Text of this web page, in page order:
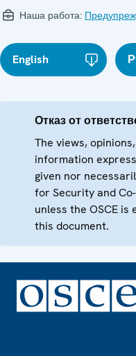
Наша работа:
English
Отказ от
The views,
information
given nor
for Security and
unless the OSCE
this document.